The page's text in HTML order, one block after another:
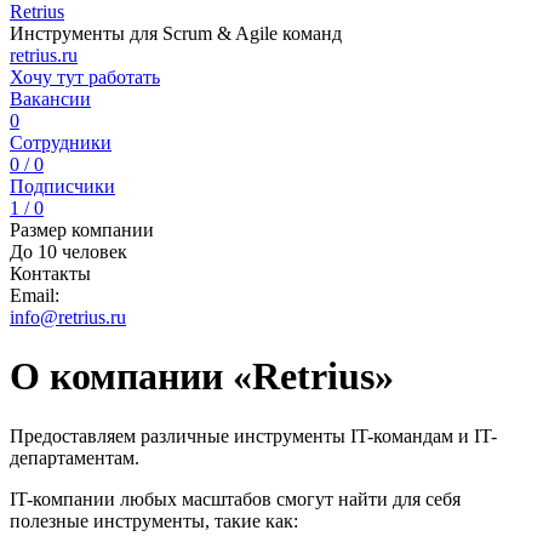
Retrius
Инструменты для Scrum & Agile команд
retrius.ru
Хочу тут работать
Вакансии
0
Сотрудники
0 / 0
Подписчики
1 / 0
Размер компании
До 10 человек
Контакты
Email:
info@retrius.ru
О компании «Retrius»
Предоставляем различные инструменты IT-командам и IT-
департаментам.
IT-компании любых масштабов смогут найти для себя
полезные инструменты, такие как: